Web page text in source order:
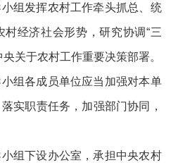
发挥农村工作牵头抓总、统
经济社会形势，研究协调“三
关于农村工作重要决策部署。
各成员单位应当加强对本单
实职责任务，加强部门协同，
下设办公室，承担中央农村